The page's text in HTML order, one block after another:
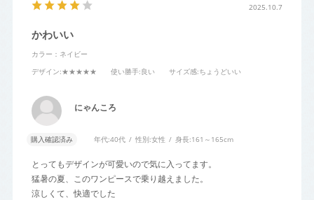
2025.10.7
かわいい
カラー：ネイビー
デザイン:★★★★★ 使い勝手:良い サイズ感:ちょうどいい
にゃんころ
購入確認済み 年代:40代 性別:女性 身長:161～165cm
とってもデザインが可愛いので気に入ってます。
猛暑の夏、このワンピースで乗り越えました。
涼しくて、快適でした